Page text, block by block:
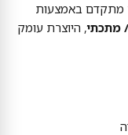
מתקדם באמצעות
מתכתי, היוצרת עומק